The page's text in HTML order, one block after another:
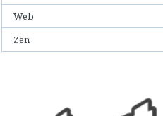
Web
Zen